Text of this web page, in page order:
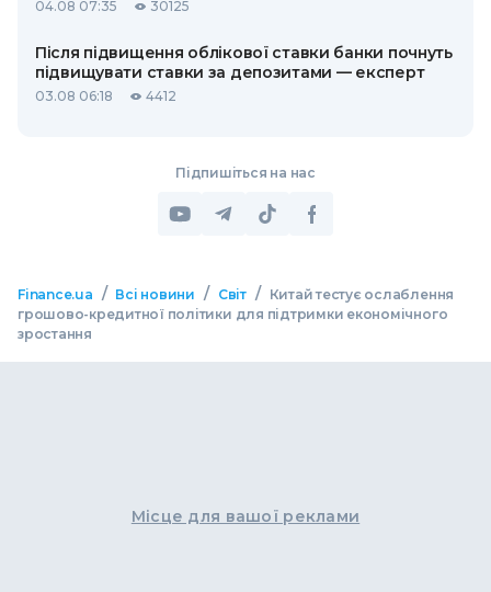
04.08 07:35 30125
Після підвищення облікової ставки банки почнуть
підвищувати ставки за депозитами — експерт
03.08 06:18 4412
Підпишіться на нас
Finance.ua / Всі новини / Світ /
Китай тестує ослаблення
грошово-кредитної політики для підтримки економічного
зростання
Місце для вашої реклами